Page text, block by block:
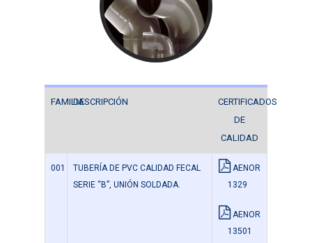
FAMILIADESCRIPCIÓN
CERTIFICADOS
DE
CALIDAD
001
TUBERÍA DE PVC CALIDAD FECAL
SERIE “B”, UNIÓN SOLDADA.
AENOR
1329
AENOR
13501